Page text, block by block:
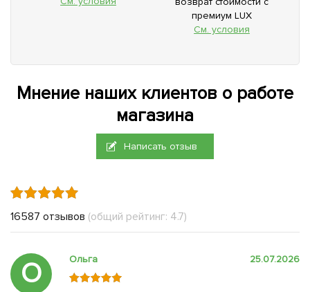
премиум LUX
См. условия
Мнение наших клиентов о работе
магазина
Написать отзыв
16587 отзывов (общий рейтинг: 4.7)
О Ольга 25.07.2026